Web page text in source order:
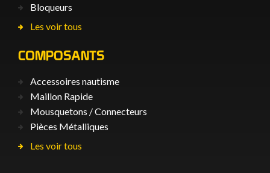
Bloqueurs
Les voir tous
COMPOSANTS
Accessoires nautisme
Maillon Rapide
Mousquetons / Connecteurs
Pièces Métalliques
Les voir tous